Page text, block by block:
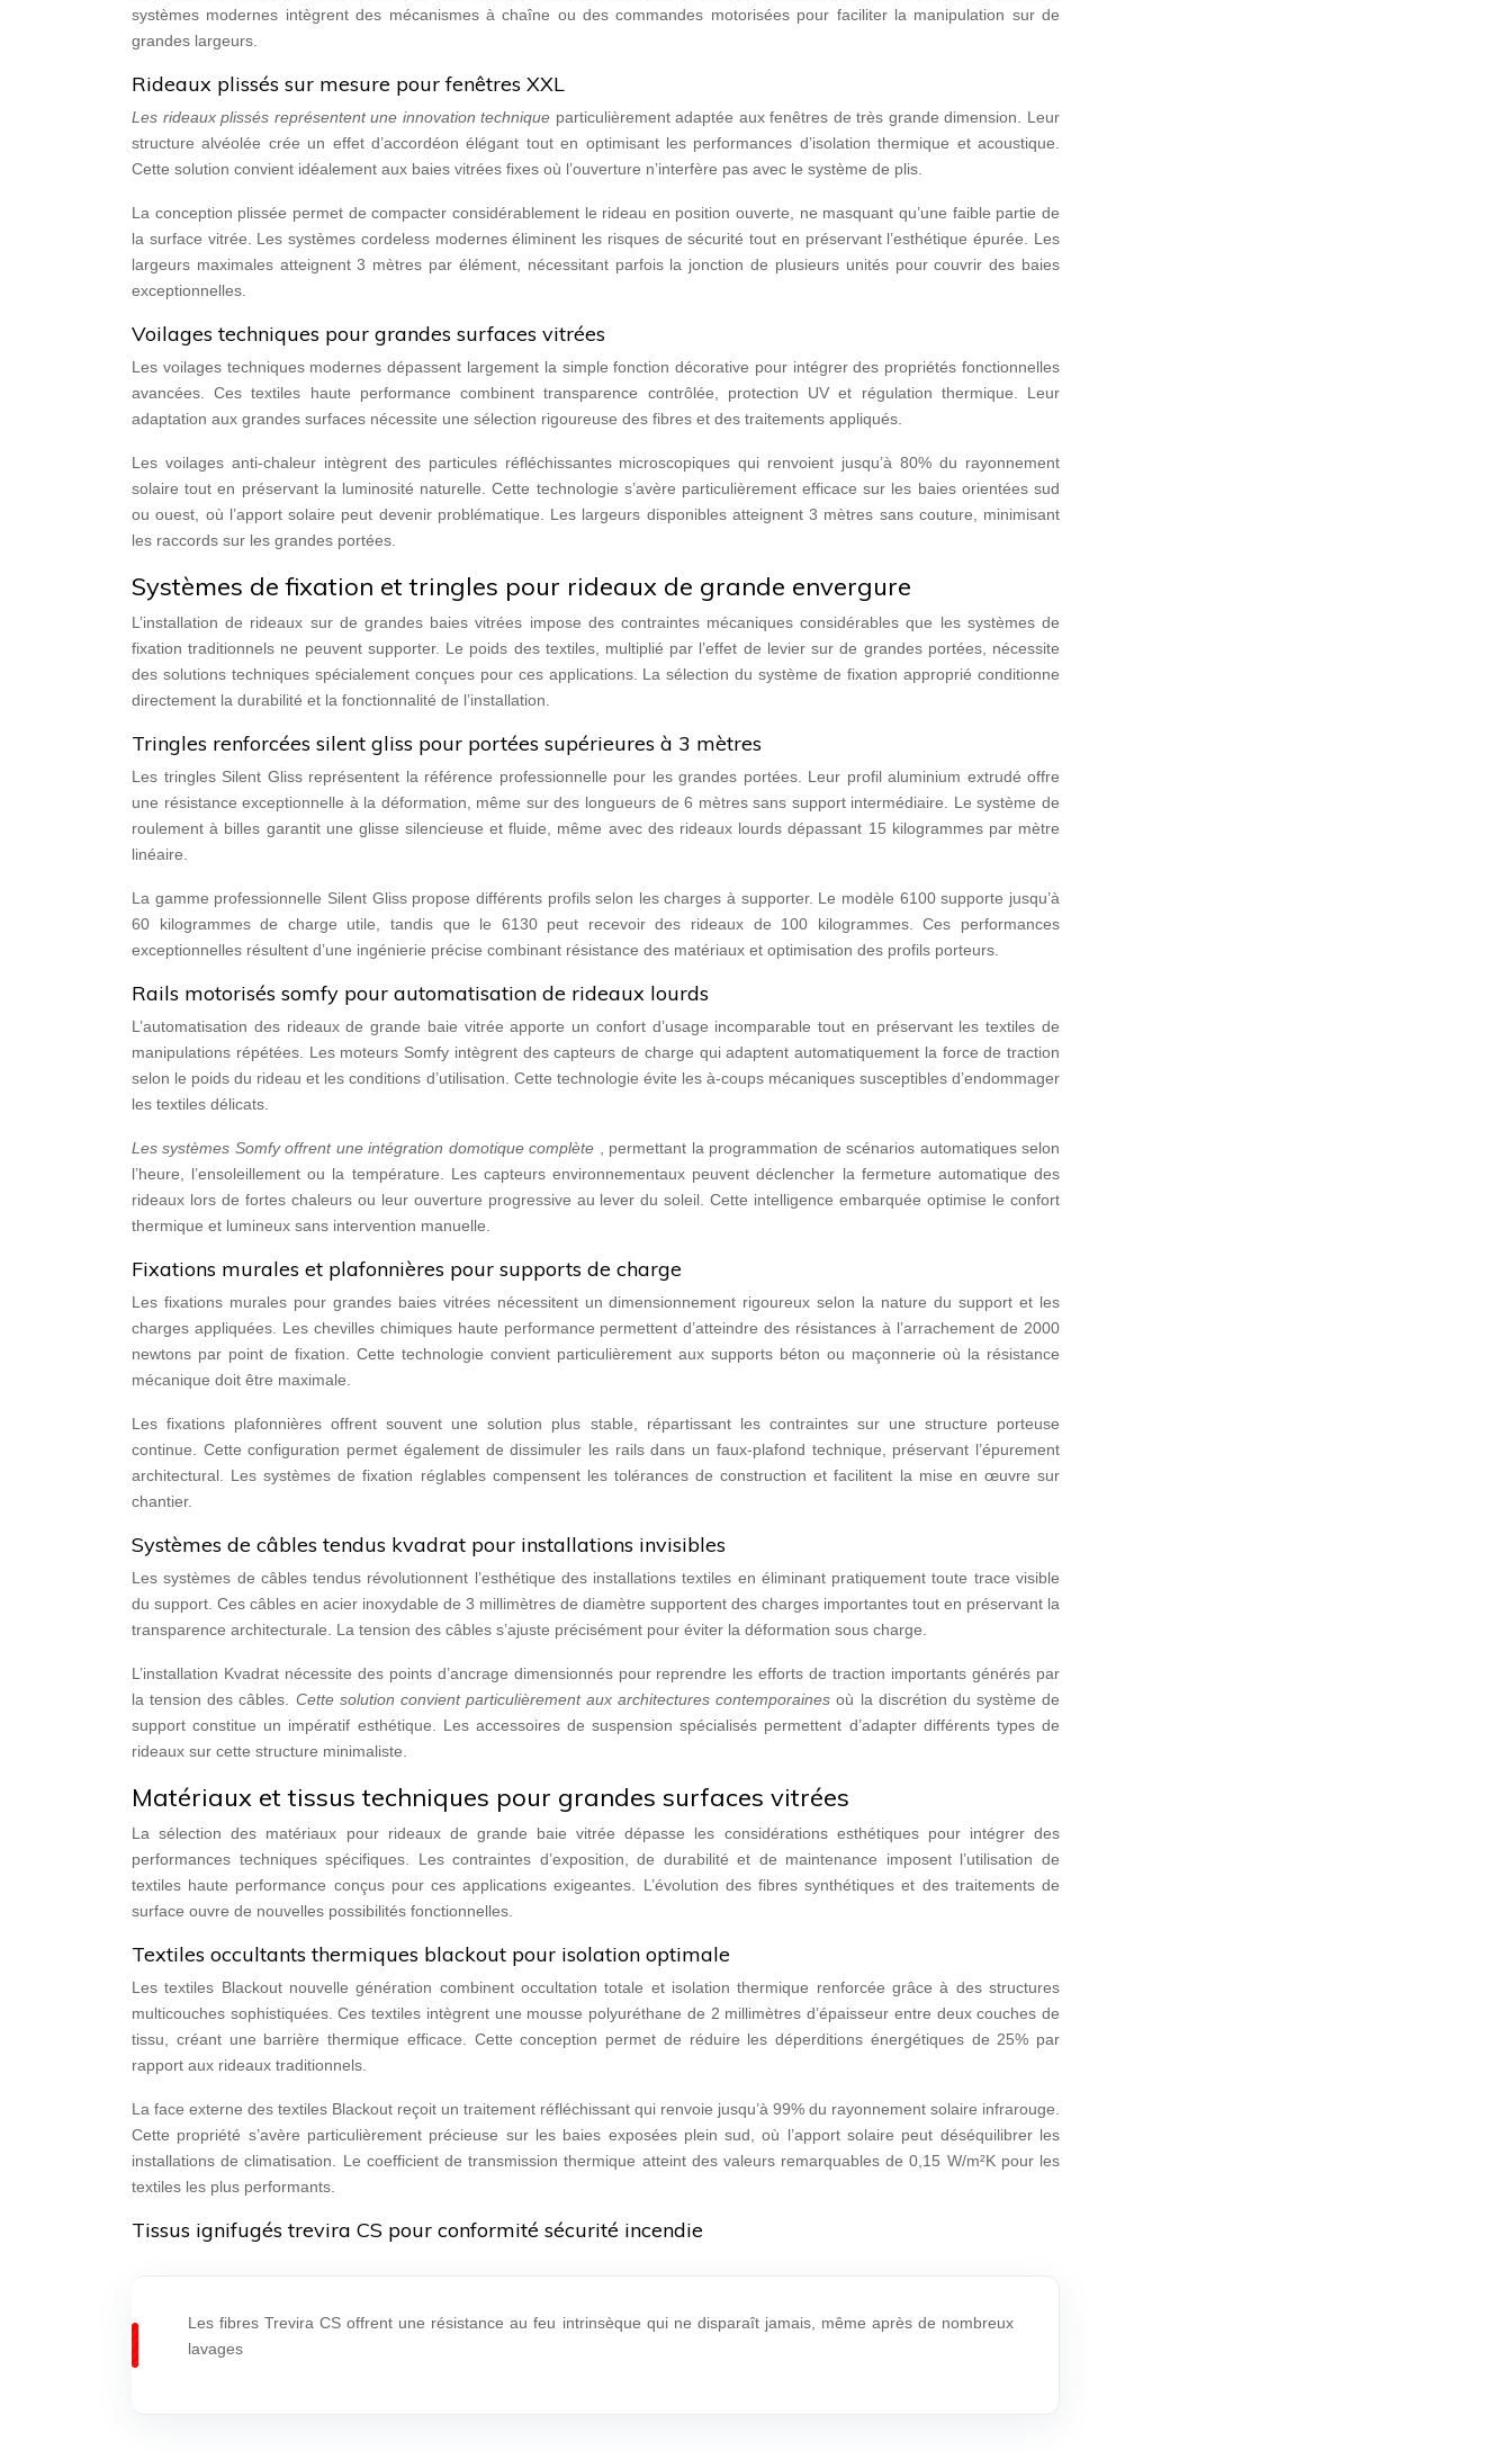
systèmes modernes intègrent des mécanismes à chaîne ou des commandes motorisées pour faciliter la manipulation sur de
grandes largeurs.
Rideaux plissés sur mesure pour fenêtres XXL
Les rideaux plissés représentent une innovation technique particulièrement adaptée aux fenêtres de très grande dimension. Leur
structure alvéolée crée un effet d’accordéon élégant tout en optimisant les performances d’isolation thermique et acoustique.
Cette solution convient idéalement aux baies vitrées fixes où l’ouverture n’interfère pas avec le système de plis.
La conception plissée permet de compacter considérablement le rideau en position ouverte, ne masquant qu’une faible partie de
la surface vitrée. Les systèmes cordeless modernes éliminent les risques de sécurité tout en préservant l’esthétique épurée. Les
largeurs maximales atteignent 3 mètres par élément, nécessitant parfois la jonction de plusieurs unités pour couvrir des baies
exceptionnelles.
Voilages techniques pour grandes surfaces vitrées
Les voilages techniques modernes dépassent largement la simple fonction décorative pour intégrer des propriétés fonctionnelles
avancées. Ces textiles haute performance combinent transparence contrôlée, protection UV et régulation thermique. Leur
adaptation aux grandes surfaces nécessite une sélection rigoureuse des fibres et des traitements appliqués.
Les voilages anti-chaleur intègrent des particules réfléchissantes microscopiques qui renvoient jusqu’à 80% du rayonnement
solaire tout en préservant la luminosité naturelle. Cette technologie s’avère particulièrement efficace sur les baies orientées sud
ou ouest, où l’apport solaire peut devenir problématique. Les largeurs disponibles atteignent 3 mètres sans couture, minimisant
les raccords sur les grandes portées.
Systèmes de fixation et tringles pour rideaux de grande envergure
L’installation de rideaux sur de grandes baies vitrées impose des contraintes mécaniques considérables que les systèmes de
fixation traditionnels ne peuvent supporter. Le poids des textiles, multiplié par l’effet de levier sur de grandes portées, nécessite
des solutions techniques spécialement conçues pour ces applications. La sélection du système de fixation approprié conditionne
directement la durabilité et la fonctionnalité de l’installation.
Tringles renforcées silent gliss pour portées supérieures à 3 mètres
Les tringles Silent Gliss représentent la référence professionnelle pour les grandes portées. Leur profil aluminium extrudé offre
une résistance exceptionnelle à la déformation, même sur des longueurs de 6 mètres sans support intermédiaire. Le système de
roulement à billes garantit une glisse silencieuse et fluide, même avec des rideaux lourds dépassant 15 kilogrammes par mètre
linéaire.
La gamme professionnelle Silent Gliss propose différents profils selon les charges à supporter. Le modèle 6100 supporte jusqu’à
60 kilogrammes de charge utile, tandis que le 6130 peut recevoir des rideaux de 100 kilogrammes. Ces performances
exceptionnelles résultent d’une ingénierie précise combinant résistance des matériaux et optimisation des profils porteurs.
Rails motorisés somfy pour automatisation de rideaux lourds
L’automatisation des rideaux de grande baie vitrée apporte un confort d’usage incomparable tout en préservant les textiles de
manipulations répétées. Les moteurs Somfy intègrent des capteurs de charge qui adaptent automatiquement la force de traction
selon le poids du rideau et les conditions d’utilisation. Cette technologie évite les à-coups mécaniques susceptibles d’endommager
les textiles délicats.
Les systèmes Somfy offrent une intégration domotique complète
, permettant la programmation de scénarios automatiques selon
l’heure, l’ensoleillement ou la température. Les capteurs environnementaux peuvent déclencher la fermeture automatique des
rideaux lors de fortes chaleurs ou leur ouverture progressive au lever du soleil. Cette intelligence embarquée optimise le confort
thermique et lumineux sans intervention manuelle.
Fixations murales et plafonnières pour supports de charge
Les fixations murales pour grandes baies vitrées nécessitent un dimensionnement rigoureux selon la nature du support et les
charges appliquées. Les chevilles chimiques haute performance permettent d’atteindre des résistances à l’arrachement de 2000
newtons par point de fixation. Cette technologie convient particulièrement aux supports béton ou maçonnerie où la résistance
mécanique doit être maximale.
Les fixations plafonnières offrent souvent une solution plus stable, répartissant les contraintes sur une structure porteuse
continue. Cette configuration permet également de dissimuler les rails dans un faux-plafond technique, préservant l’épurement
architectural. Les systèmes de fixation réglables compensent les tolérances de construction et facilitent la mise en œuvre sur
chantier.
Systèmes de câbles tendus kvadrat pour installations invisibles
Les systèmes de câbles tendus révolutionnent l’esthétique des installations textiles en éliminant pratiquement toute trace visible
du support. Ces câbles en acier inoxydable de 3 millimètres de diamètre supportent des charges importantes tout en préservant la
transparence architecturale. La tension des câbles s’ajuste précisément pour éviter la déformation sous charge.
L’installation Kvadrat nécessite des points d’ancrage dimensionnés pour reprendre les efforts de traction importants générés par
la tension des câbles. Cette solution convient particulièrement aux architectures contemporainesoù la discrétion du système de
support constitue un impératif esthétique. Les accessoires de suspension spécialisés permettent d’adapter différents types de
rideaux sur cette structure minimaliste.
Matériaux et tissus techniques pour grandes surfaces vitrées
La sélection des matériaux pour rideaux de grande baie vitrée dépasse les considérations esthétiques pour intégrer des
performances techniques spécifiques. Les contraintes d’exposition, de durabilité et de maintenance imposent l’utilisation de
textiles haute performance conçus pour ces applications exigeantes. L’évolution des fibres synthétiques et des traitements de
surface ouvre de nouvelles possibilités fonctionnelles.
Textiles occultants thermiques blackout pour isolation optimale
Les textiles Blackout nouvelle génération combinent occultation totale et isolation thermique renforcée grâce à des structures
multicouches sophistiquées. Ces textiles intègrent une mousse polyuréthane de 2 millimètres d’épaisseur entre deux couches de
tissu, créant une barrière thermique efficace. Cette conception permet de réduire les déperditions énergétiques de 25% par
rapport aux rideaux traditionnels.
La face externe des textiles Blackout reçoit un traitement réfléchissant qui renvoie jusqu’à 99% du rayonnement solaire infrarouge.
Cette propriété s’avère particulièrement précieuse sur les baies exposées plein sud, où l’apport solaire peut déséquilibrer les
installations de climatisation. Le coefficient de transmission thermique atteint des valeurs remarquables de 0,15 W/m²K pour les
textiles les plus performants.
Tissus ignifugés trevira CS pour conformité sécurité incendie
Les fibres Trevira CS offrent une résistance au feu intrinsèque qui ne disparaît jamais, même après de nombreux
lavages